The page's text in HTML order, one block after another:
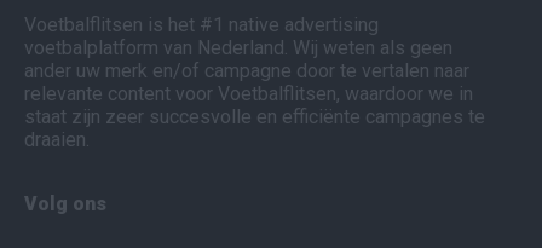
Voetbalflitsen is het #1 native advertising
voetbalplatform van Nederland. Wij weten als geen
ander uw merk en/of campagne door te vertalen naar
relevante content voor Voetbalflitsen, waardoor we in
staat zijn zeer succesvolle en efficiënte campagnes te
draaien.
Volg ons